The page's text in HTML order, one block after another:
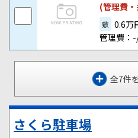
(管理費
敷 0.6万
管理費：
全7件
さくら駐車場